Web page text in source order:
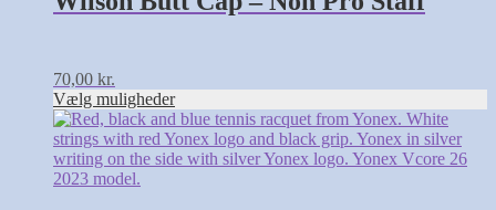
70,00 kr.
Vælg muligheder
varianter.
vælges
på
varesiden